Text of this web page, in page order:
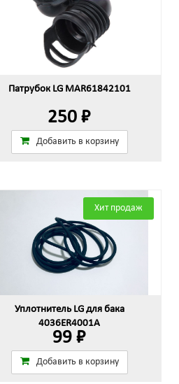
Патрубок LG MAR61842101
250 ₽
Добавить в корзину
Хит продаж
Уплотнитель LG для бака
4036ER4001A
99 ₽
Добавить в корзину